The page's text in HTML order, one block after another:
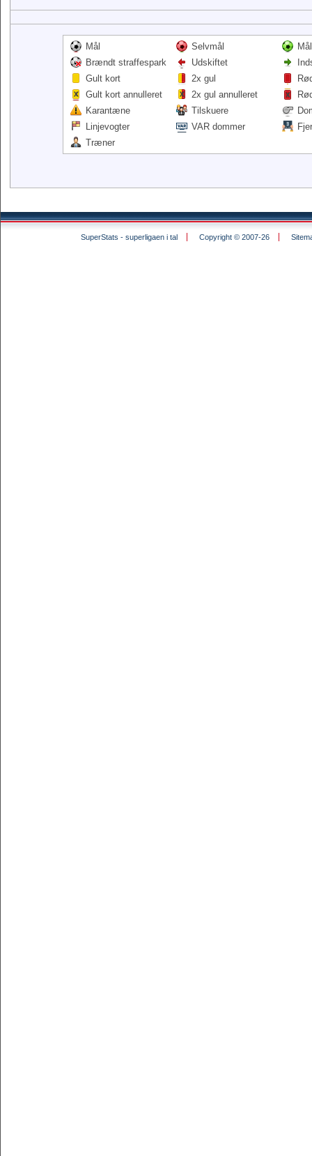
Mål Selvmål
Brændt straffespark
Udskiftet
Gult kort
2x gul
Gult kort annulleret
2x gul annulleret
Karantæne
Tilskuere
Linjevogter
VAR dommer
Træner
SuperStats - superligaen i tal Copyright © 2007-26